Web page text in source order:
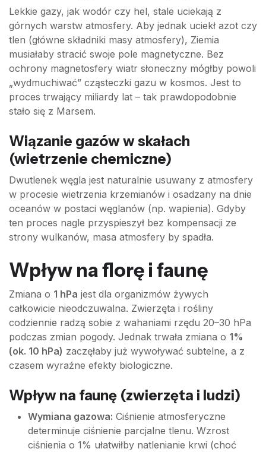
Lekkie gazy, jak wodór czy hel, stale uciekają z
górnych warstw atmosfery. Aby jednak uciekł azot czy
tlen (główne składniki masy atmosfery), Ziemia
musiałaby stracić swoje pole magnetyczne. Bez
ochrony magnetosfery wiatr słoneczny mógłby powoli
„wydmuchiwać” cząsteczki gazu w kosmos. Jest to
proces trwający miliardy lat – tak prawdopodobnie
stało się z Marsem.
Wiązanie gazów w skałach
(wietrzenie chemiczne)
Dwutlenek węgla jest naturalnie usuwany z atmosfery
w procesie wietrzenia krzemianów i osadzany na dnie
oceanów w postaci węglanów (np. wapienia). Gdyby
ten proces nagle przyspieszył bez kompensacji ze
strony wulkanów, masa atmosfery by spadła.
Wpływ na florę i faunę
Zmiana o 1 hPa jest dla organizmów żywych
całkowicie nieodczuwalna. Zwierzęta i rośliny
codziennie radzą sobie z wahaniami rzędu 20–30 hPa
podczas zmian pogody. Jednak trwała zmiana o 1%
(ok. 10 hPa) zaczęłaby już wywoływać subtelne, a z
czasem wyraźne efekty biologiczne.
Wpływ na faunę (zwierzęta i ludzi)
Wymiana gazowa: Ciśnienie atmosferyczne
determinuje ciśnienie parcjalne tlenu. Wzrost
ciśnienia o 1% ułatwiłby natlenianie krwi (choć